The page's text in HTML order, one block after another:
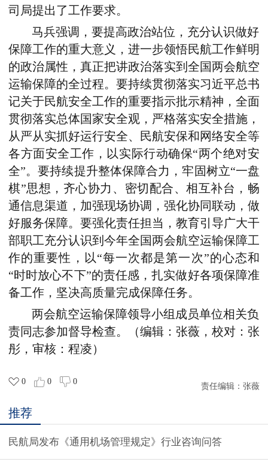
司局提出了工作要求。
马兵强调，要提高政治站位，充分认识做好
保障工作的重大意义，进一步领悟民航工作鲜明
的政治属性，真正把讲政治落实到全国两会航空
运输保障的全过程。要持续贯彻落实习近平总书
记关于民航安全工作的重要指示批示精神，全面
贯彻落实总体国家安全观，严格落实安全措施，
从严从实抓好运行安全、民航安保和网络安全等
各方面安全工作，以实际行动确保“两个绝对安
全”。要持续提升整体保障合力，牢固树立“一盘
棋”思想，齐心协力、密切配合、相互补台，畅
通信息渠道，加强现场协调，强化协同联动，做
好服务保障。要强化责任担当，教育引导广大干
部职工充分认识到今年全国两会航空运输保障工
作的重要性，以“每一次都是第一次”的心态和
“时时放心不下”的责任感，扎实做好各项保障准
备工作，坚决高质量完成保障任务。
两会航空运输保障领导小组成员单位相关负
责同志参加督导检查。（编辑：张薇，校对：张
彤，审核：程凌）
0 0 0
责任编辑： 张薇
推荐
民航局发布《通用机场管理规定》行业咨询问答